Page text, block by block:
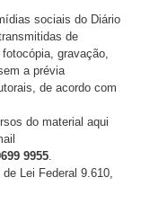
sociais do Diário
de
gravação,
a prévia
de acordo com
do material aqui
9955
Lei Federal 9.610,